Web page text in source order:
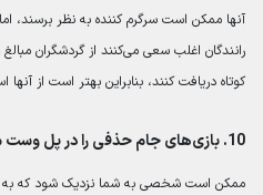
آنها ممکن است سرگرم کننده به نظر برسند،
رانندگان اغلب سعی می‌کنند از گردشگران
کوتاه دریافت کنند، بنابراین بهتر است از آنها
10. بازی‌های جام حذفی را در پل وست مینستر انجام ندهید
ممکن است شخصی به شما نزدیک شود که به